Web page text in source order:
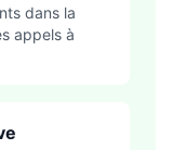
dans la
appels à